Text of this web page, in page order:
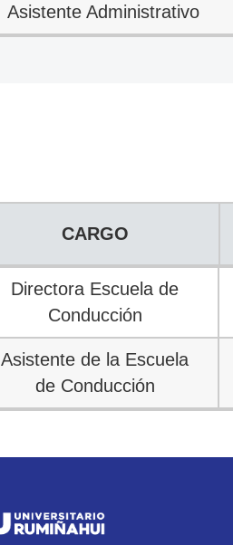
Asistente Administrativo
CARGO
CARGO
Directora Escuela de
Conducción
Asistente de la Escuela
de Conducción